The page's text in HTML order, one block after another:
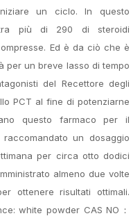
un ciclo. In questo
tra più di 290 di steroidi
Ed è da ciò che è
per un breve lasso di tempo
del Recettore degli
PCT al fine di potenziarne
questo farmaco per il
un dosaggio
per circa otto dodici
almeno due volte
ottenere risultati ottimali.
white powder CAS NO：